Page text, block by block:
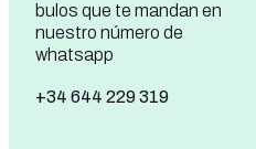
bulos que te mandan en
nuestro número de
whatsapp
+34 644 229 319